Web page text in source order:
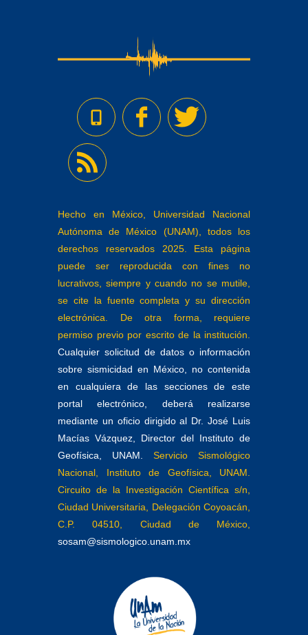
Hecho en México, Universidad Nacional
Autónoma de México (UNAM), todos los
derechos reservados 2025. Esta página
puede ser reproducida con fines no
lucrativos, siempre y cuando no se mutile,
se cite la fuente completa y su dirección
electrónica. De otra forma, requiere
permiso previo por escrito de la institución.
Cualquier solicitud de datos o información
sobre sismicidad en México, no contenida
en cualquiera de las secciones de este
portal electrónico, deberá realizarse
mediante un oficio dirigido al Dr. José Luis
Macías Vázquez, Director del Instituto de
Geofísica, UNAM.
Servicio Sismológico
Nacional, Instituto de Geofísica, UNAM.
Circuito de la Investigación Científica s/n,
Ciudad Universitaria, Delegación Coyoacán,
C.P. 04510, Ciudad de México,
sosam@sismologico.unam.mx